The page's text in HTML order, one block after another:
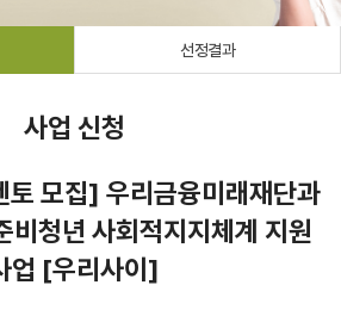
선정결과
사업 신청
토 모집] 우리금융미래재단과
비청년 사회적지지체계 지원
업 [우리사이]